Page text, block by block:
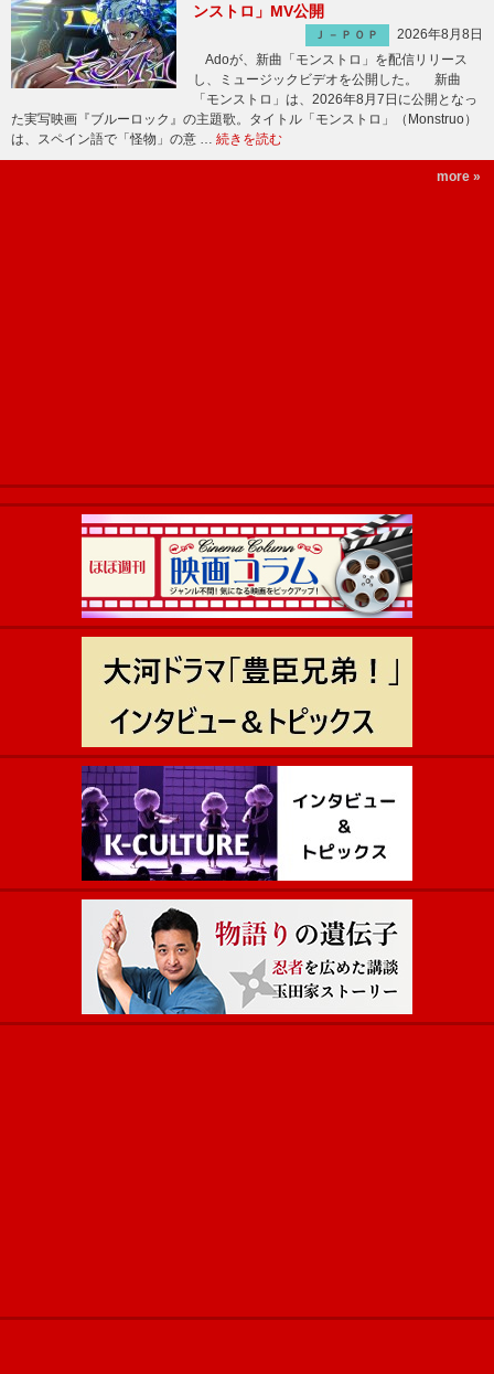
ンストロ」MV公開
Ｊ－ＰＯＰ
2026年8月8日
Adoが、新曲「モンストロ」を配信リリース
し、ミュージックビデオを公開した。 新曲
「モンストロ」は、2026年8月7日に公開となっ
た実写映画『ブルーロック』の主題歌。タイトル「モンストロ」（Monstruo）
は、スペイン語で「怪物」の意 … 続きを読む
more »